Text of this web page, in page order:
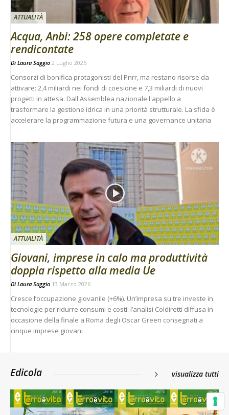
ATTUALITÀ
Acqua, Anbi: 258 opere completate e
rendicontate
Di Laura Saggio 2 Luglio 2026
Consorzi di bonifica protagonisti del Pnrr, ma restano risorse da
attivare: 2,4 miliardi nei fondi di coesione e 7,3 miliardi di nuovi
progetti in attesa. Dall'Assemblea nazionale l'appello a
trasformare la gestione idrica in una priorità strutturale. La sfida è
accelerare la programmazione futura e una governance unitaria
ATTUALITÀ
Giovani, imprese in calo ma produttività
doppia rispetto alla media Ue
Di Laura Saggio 13 Marzo 2026
Cresce l’occupazione giovanile (+6%). Un’impresa su tre investe in
tecnologie per ridurre consumi e costi: l’analisi Coldiretti diffusa in
occasione della finale a Roma degli Oscar Green consegnati a
cinque imprese giovani
Edicola visualizza tutti